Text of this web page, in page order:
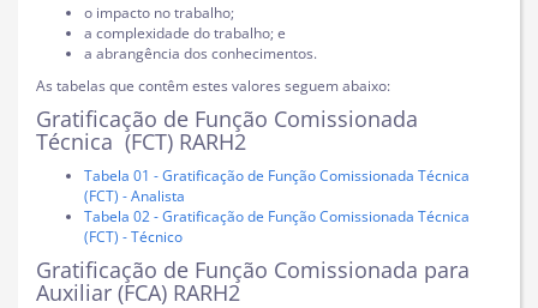
o impacto no trabalho;
a complexidade do trabalho; e
a abrangência dos conhecimentos.
As tabelas que contêm estes valores seguem abaixo:
Gratificação de Função Comissionada
Técnica (FCT) RARH2
Tabela 01 - Gratificação de Função Comissionada Técnica
(FCT) - Analista
Tabela 02 - Gratificação de Função Comissionada Técnica
(FCT) - Técnico
Gratificação de Função Comissionada para
Auxiliar (FCA) RARH2